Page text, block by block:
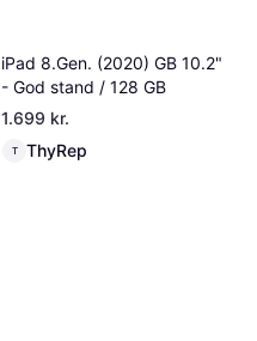
iPad 8.Gen. (2020) GB 10.2"
- God stand / 128 GB
1.699 kr.
T ThyRep